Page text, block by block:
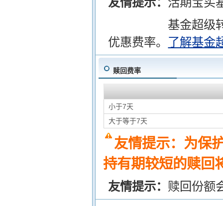
基金超级
优惠费率。 了解基金
赎回费率
小于7天
大于等于7天
友情提示：为保
持有期较短的赎回
友情提示： 赎回份额